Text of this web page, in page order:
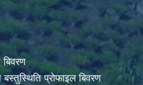
बिवरण
बस्तुस्थिति प्रोफाइल बिवरण